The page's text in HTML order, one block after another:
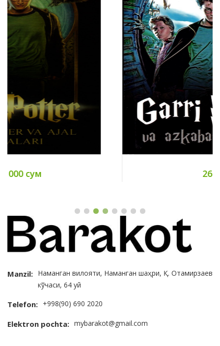
Manzil: Наманган вилояти, Наманган шаҳри, Қ. Отамирзаев
кўчаси, 64 уй
Telefon: +998(90) 690 2020
Elektron pochta: mybarakot@gmail.com